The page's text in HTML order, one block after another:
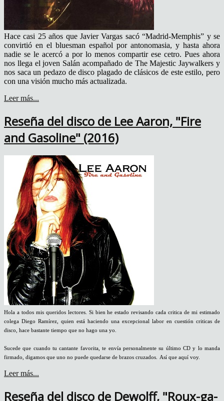
Hace casi 25 años que Javier Vargas sacó “Madrid-Memphis” y se
convirtió en el bluesman español por antonomasia, y hasta ahora
nadie se le acercó a por lo menos compartir ese cetro. Pues ahora
nos llega el joven Salán acompañado de The Majestic Jaywalkers y
nos saca un pedazo de disco plagado de clásicos de este estilo, pero
con una visión mucho más actualizada.
Leer más...
Reseña del disco de Lee Aaron, "Fire
and Gasoline" (2016)
Hola a todos mis queridos lectores. Si bien he estado revisando cada critica de mi estimado
colega Diego Ramírez, quien está haciendo una excepcional labor en cuestión criticas de
disco, hace bastante tiempo que no hago una yo.
Sucede que cuando tu cantante favorita, te envía personalmente su último CD y lo manda
firmado, digamos que uno no puede quedarse de brazos cruzados. Así que aquí voy.
Leer más...
Reseña del disco de Dewolff, "Roux-ga-